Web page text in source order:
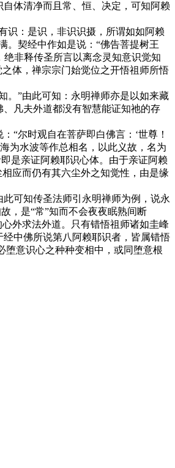
体清净而且常、恒、决定，可知阿赖
：是识，非识识摄，所谓如如阿赖
。契经中作如是说：“佛告菩提树王
非释传圣所言以离念灵知意识觉知
体，禅宗宗门始觉位之开悟祖师所悟
”由此可知：永明禅师亦是以如来藏
凡夫外道都没有智慧能证知祂的存
尔时观自在菩萨即白佛言：‘世尊！
为水波等作总相名，以此义故，名为
是亲证阿赖耶识心体。由于亲证阿赖
应而仍有其六尘外之知觉性，由是缘
可知传圣法师引永明禅师为例，说永
，是“常”知而不会夜夜眠熟间断
外求法外道。只有错悟祖师诸如圭峰
中佛所说第八阿赖耶识者，皆属错悟
堕意识心之种种变相中，或同堕意根